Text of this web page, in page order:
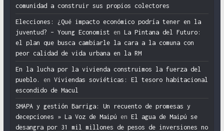
comunidad a construir sus propios colectores
Elecciones: ¿Qué impacto económico podría tener en la
juventud? – Young Economist en La Pintana del Futuro:
el plan que busca cambiarle la cara a la comuna con
peor calidad de vida urbana en la RM
En la lucha por la vivienda construimos la fuerza del
pueblo.
en Viviendas soviéticas: El tesoro habitacional
escondido de Macul
SMAPA y gestión Barriga: Un recuento de promesas y
decepciones » La Voz de Maipú en El agua de Maipú se
desangra por 31 mil millones de pesos de inversiones no